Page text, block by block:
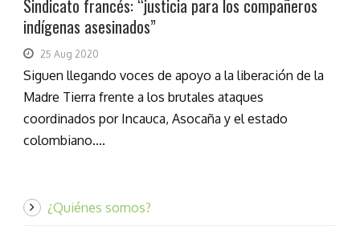
Sindicato francés: “justicia para los compañeros
indígenas asesinados”
25 Aug 2020
Siguen llegando voces de apoyo a la liberación de la
Madre Tierra frente a los brutales ataques
coordinados por Incauca, Asocaña y el estado
colombiano....
¿Quiénes somos?